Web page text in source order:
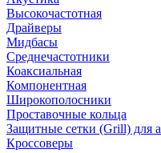
Высокочастотная
Драйверы
Мидбасы
Среднечастотники
Коаксиальная
Компонентная
Широкополосники
Проставочные кольца
Защитные сетки (Grill) для
Кроссоверы